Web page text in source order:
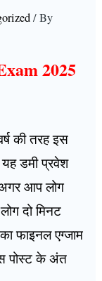
/ By
2025
वर्ष की तरह इस
यह डमी प्रवेश
अगर आप लोग
दो मिनट
फाइनल एग्जाम
पोस्ट के अंत